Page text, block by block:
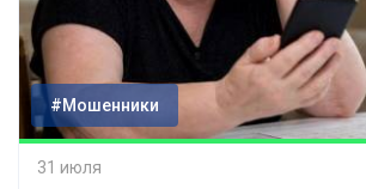
#Мошенники
31 июля